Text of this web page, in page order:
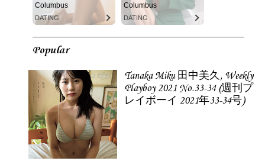
Columbus
DATING
Columbus
DATING
Popular
Tanaka Miku 田中美久, Weekly
Playboy 2021 No.33-34 (週刊プ
レイボーイ 2021年33-34号)